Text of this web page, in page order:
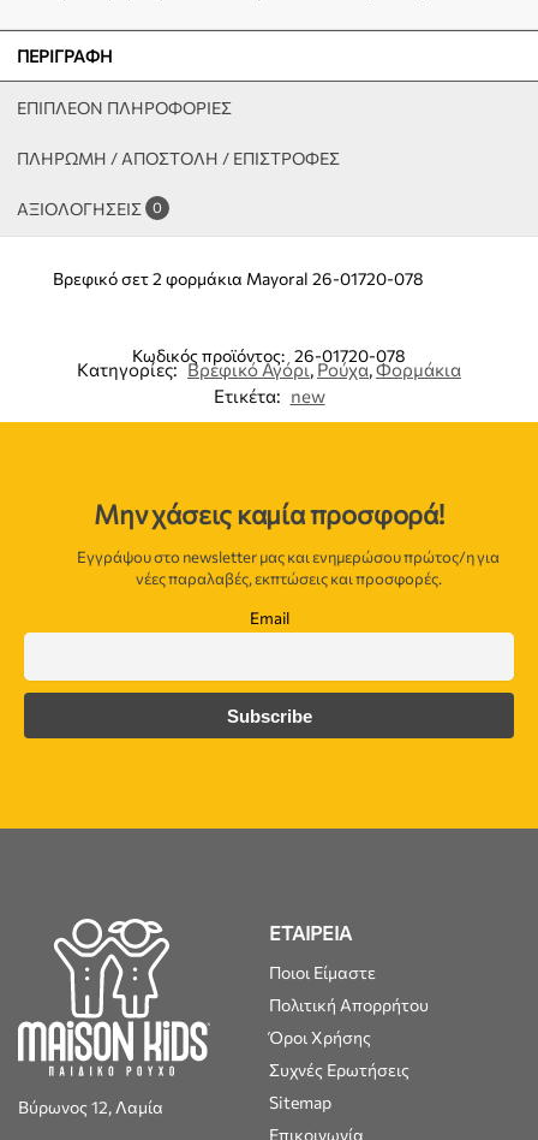
ΠΕΡΙΓΡΑΦΉ
ΕΠΙΠΛΈΟΝ ΠΛΗΡΟΦΟΡΊΕΣ
ΠΛΗΡΩΜΗ / ΑΠΟΣΤΟΛΗ / ΕΠΙΣΤΡΟΦΕΣ
ΑΞΙΟΛΟΓΉΣΕΙΣ 0
Βρεφικό σετ 2 φορμάκια Mayoral 26-01720-078
Κωδικός προϊόντος: 26-01720-078
Κατηγορίες: Βρεφικό Αγόρι, Ρούχα,Φορμάκια
Ετικέτα: new
Μην χάσεις καμία προσφορά!
Εγγράψου στο newsletter μας και ενημερώσου πρώτος/η για
νέες παραλαβές, εκπτώσεις και προσφορές.
Email
Βύρωνος 12, Λαμία
ΕΤΑΙΡΕΙΑ
Ποιοι Είμαστε
Πολιτική Απορρήτου
Όροι Χρήσης
Συχνές Ερωτήσεις
Sitemap
Επικοινωνία